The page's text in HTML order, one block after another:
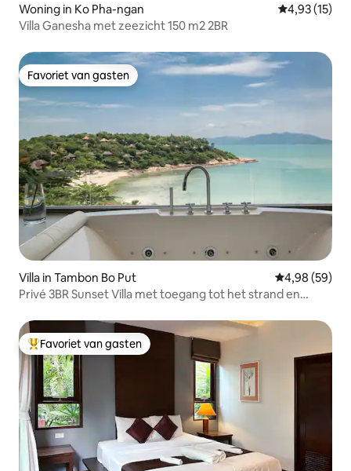
Woning in Ko Pha-ngan Gemiddelde
4,93 (15)
Villa Ganesha met zeezicht 150 m2 2BR
Favoriet van gasten
Favoriet van gasten
Villa in Tambon Bo Put Gemiddelde
4,98 (59)
Privé 3BR Sunset Villa met toegang tot het strand en
Topfavoriet van gasten
Favoriet van gasten